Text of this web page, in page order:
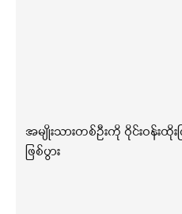
အမျိုးသားတစ်ဦးကို ဝိုင်းဝန်းထို
ဖြစ်ပွား